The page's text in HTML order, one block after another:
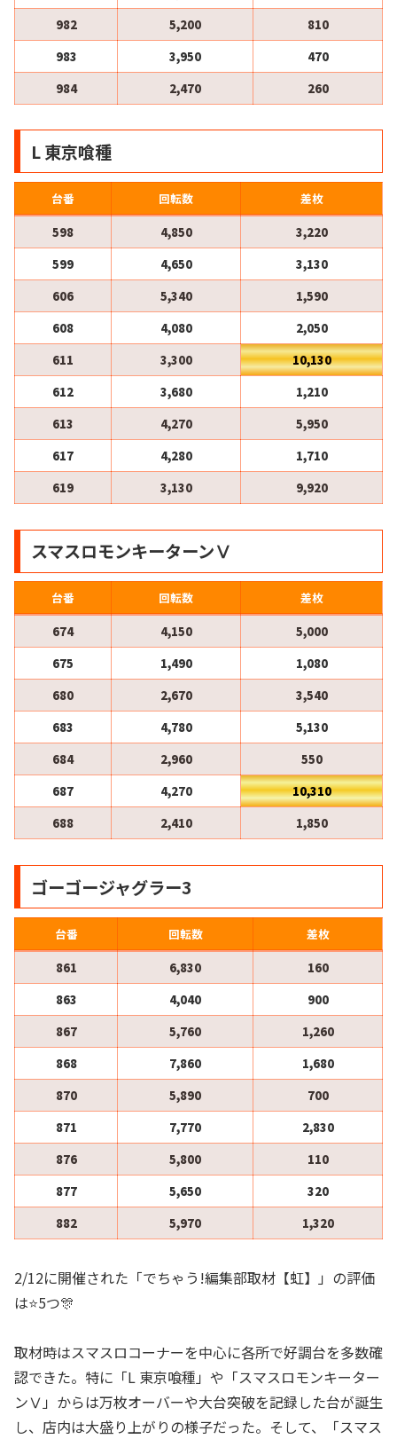
982
5,200
810
983
3,950
470
984
2,470 260
L 東京喰種
台番 回転数
差枚
598
4,850
3,220
599
4,650
3,130
606
5,340
1,590
608
4,080
2,050
611
3,300
10,130
612
3,680
1,210
613
4,270
5,950
617
4,280
1,710
619
3,130 9,920
スマスロモンキーターンⅤ
台番 回転数
差枚
674
4,150
5,000
675
1,490
1,080
680
2,670
3,540
683
4,780
5,130
684
2,960
550
687
4,270
10,310
688
2,410 1,850
ゴーゴージャグラー3
台番 回転数
差枚
861
6,830
160
863
4,040
900
867
5,760
1,260
868
7,860
1,680
870
5,890
700
871
7,770
2,830
876
5,800
110
877
5,650
320
882
5,970 1,320
2/12に開催された「でちゃう!編集部取材【虹】」の評価
は⭐️5つ🎊
取材時はスマスロコーナーを中心に各所で好調台を多数確
認できた。特に「L 東京喰種」や「スマスロモンキーター
ンⅤ」からは万枚オーバーや大台突破を記録した台が誕生
し、店内は大盛り上がりの様子だった。そして、「スマス